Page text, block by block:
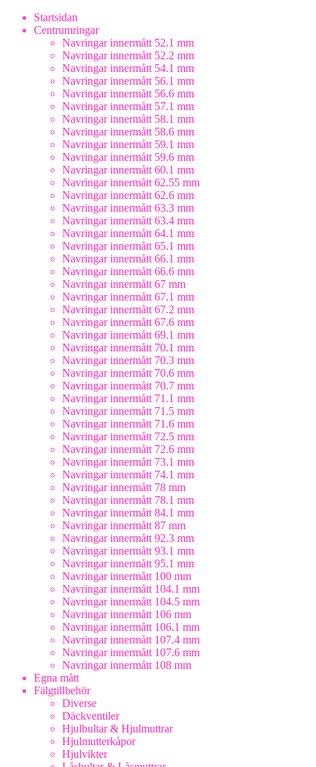
Startsidan
Centrumringar
Navringar innermått 52.1 mm
Navringar innermått 52.2 mm
Navringar innermått 54.1 mm
Navringar innermått 56.1 mm
Navringar innermått 56.6 mm
Navringar innermått 57.1 mm
Navringar innermått 58.1 mm
Navringar innermått 58.6 mm
Navringar innermått 59.1 mm
Navringar innermått 59.6 mm
Navringar innermått 60.1 mm
Navringar innermått 62.55 mm
Navringar innermått 62.6 mm
Navringar innermått 63.3 mm
Navringar innermått 63.4 mm
Navringar innermått 64.1 mm
Navringar innermått 65.1 mm
Navringar innermått 66.1 mm
Navringar innermått 66.6 mm
Navringar innermått 67 mm
Navringar innermått 67.1 mm
Navringar innermått 67.2 mm
Navringar innermått 67.6 mm
Navringar innermått 69.1 mm
Navringar innermått 70.1 mm
Navringar innermått 70.3 mm
Navringar innermått 70.6 mm
Navringar innermått 70.7 mm
Navringar innermått 71.1 mm
Navringar innermått 71.5 mm
Navringar innermått 71.6 mm
Navringar innermått 72.5 mm
Navringar innermått 72.6 mm
Navringar innermått 73.1 mm
Navringar innermått 74.1 mm
Navringar innermått 78 mm
Navringar innermått 78.1 mm
Navringar innermått 84.1 mm
Navringar innermått 87 mm
Navringar innermått 92.3 mm
Navringar innermått 93.1 mm
Navringar innermått 95.1 mm
Navringar innermått 100 mm
Navringar innermått 104.1 mm
Navringar innermått 104.5 mm
Navringar innermått 106 mm
Navringar innermått 106.1 mm
Navringar innermått 107.4 mm
Navringar innermått 107.6 mm
Navringar innermått 108 mm
Egna mått
Fälgtillbehör
Diverse
Däckventiler
Hjulbultar & Hjulmuttrar
Hjulmutterkåpor
Hjulvikter